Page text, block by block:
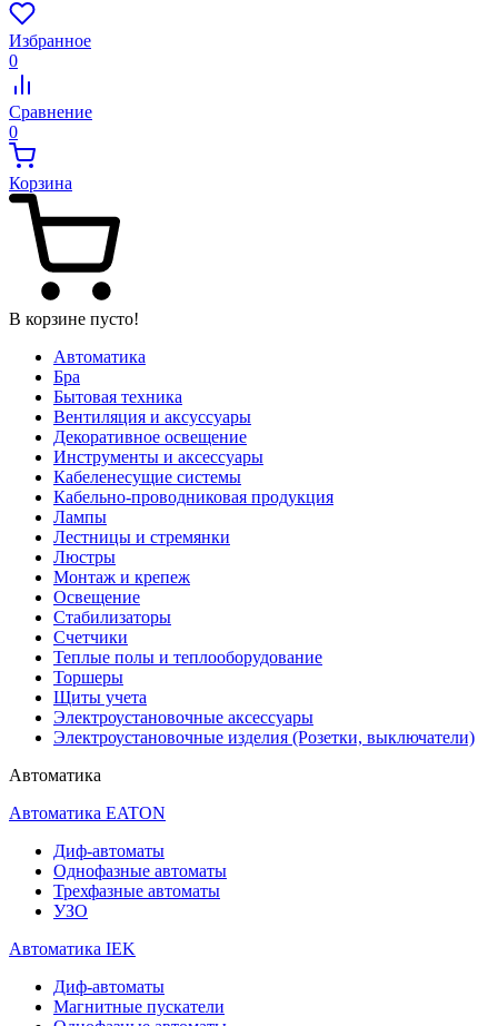
Избранное
0
Сравнение
0
Корзина
В корзине пусто!
Автоматика
Бра
Бытовая техника
Вентиляция и аксуссуары
Декоративное освещение
Инструменты и аксессуары
Кабеленесущие системы
Кабельно-проводниковая продукция
Лампы
Лестницы и стремянки
Люстры
Монтаж и крепеж
Освещение
Стабилизаторы
Счетчики
Теплые полы и теплооборудование
Торшеры
Щиты учета
Электроустановочные аксессуары
Электроустановочные изделия (Розетки, выключатели)
Автоматика
Автоматика EATON
Диф-автоматы
Однофазные автоматы
Трехфазные автоматы
УЗО
Автоматика IEK
Диф-автоматы
Магнитные пускатели